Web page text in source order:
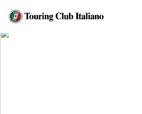
HOME
PIER ANTONIO ALL'ANTICO RISTORANTE FORASSIEPI